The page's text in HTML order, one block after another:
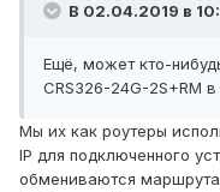
В 02.04.2019 в
Ещё, может кто-
CRS326-24G-2S+RM
Мы их как роутеры
IP для подключенного
обмениваются